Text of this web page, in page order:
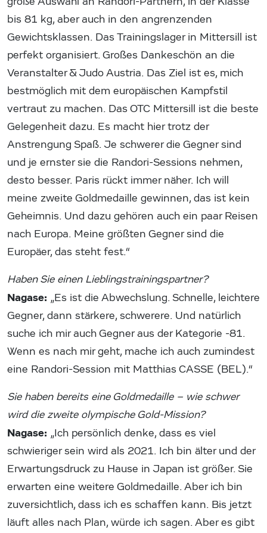
bis 81 kg, aber auch in den angrenzenden
Gewichtsklassen. Das Trainingslager in Mittersill ist
perfekt organisiert. Großes Dankeschön an die
Veranstalter & Judo Austria. Das Ziel ist es, mich
bestmöglich mit dem europäischen Kampfstil
vertraut zu machen. Das OTC Mittersill ist die beste
Gelegenheit dazu. Es macht hier trotz der
Anstrengung Spaß. Je schwerer die Gegner sind
und je ernster sie die Randori-Sessions nehmen,
desto besser. Paris rückt immer näher. Ich will
meine zweite Goldmedaille gewinnen, das ist kein
Geheimnis. Und dazu gehören auch ein paar Reisen
nach Europa. Meine größten Gegner sind die
Europäer, das steht fest.“
Haben Sie einen Lieblingstrainingspartner?
Nagase: „Es ist die Abwechslung. Schnelle, leichtere
Gegner, dann stärkere, schwerere. Und natürlich
suche ich mir auch Gegner aus der Kategorie -81.
Wenn es nach mir geht, mache ich auch zumindest
eine Randori-Session mit Matthias CASSE (BEL).“
Sie haben bereits eine Goldmedaille – wie schwer
wird die zweite olympische Gold-Mission?
Nagase: „Ich persönlich denke, dass es viel
schwieriger sein wird als 2021. Ich bin älter und der
Erwartungsdruck zu Hause in Japan ist größer. Sie
erwarten eine weitere Goldmedaille. Aber ich bin
zuversichtlich, dass ich es schaffen kann. Bis jetzt
läuft alles nach Plan, würde ich sagen. Aber es gibt